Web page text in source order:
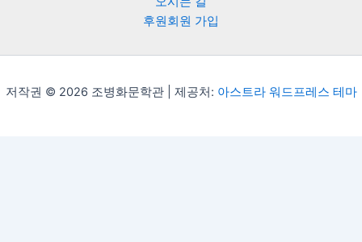
후원회원 가입
저작권 © 2026 조병화문학관 | 제공처: 아스트라 워드프레스 테마